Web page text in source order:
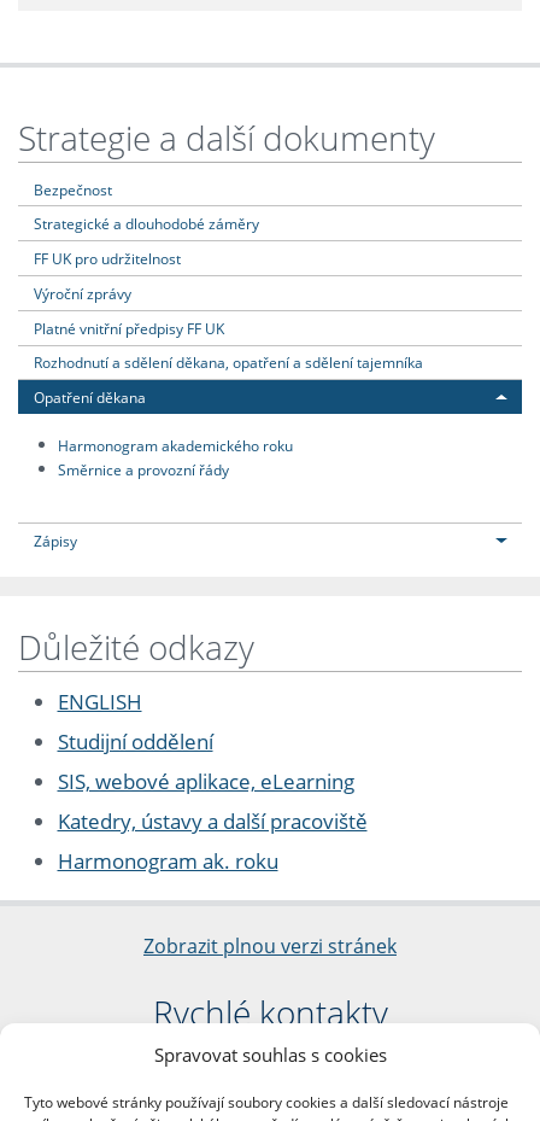
Spravovat souhlas s cookies
Tyto webové stránky používají soubory cookies a další sledovací nástroje
Strategie a další dokumenty
Bezpečnost
Strategické a dlouhodobé záměry
FF UK pro udržitelnost
Výroční zprávy
Platné vnitřní předpisy FF UK
Rozhodnutí a sdělení děkana, opatření a sdělení tajemníka
Opatření děkana
Harmonogram akademického roku
Směrnice a provozní řády
Zápisy
Důležité odkazy
ENGLISH
Studijní oddělení
SIS, webové aplikace, eLearning
Katedry, ústavy a další pracoviště
Harmonogram ak. roku
Zobrazit plnou verzi stránek
Rychlé kontakty
Filozofická fakulta
nám. Jana Palacha 1/2